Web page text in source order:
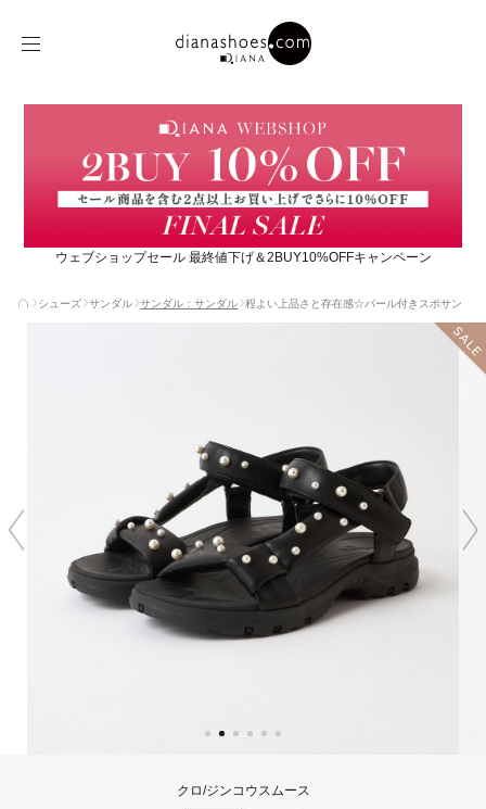
ウェブショップセール 最終値下げ＆2BUY10%OFFキャンペーン
シューズ サンダル サンダル：サンダル 程よい上品さと存在感☆パール付きスポサン
クロ/ジンコウスムース